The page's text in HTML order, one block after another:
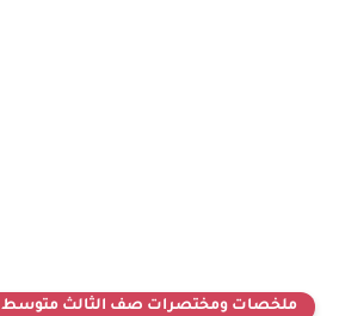
ملخصات ومختصرات صف الثالث متوسط